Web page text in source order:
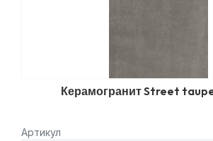
Керамогранит Street
Артикул